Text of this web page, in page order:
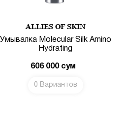
ALLIES OF SKIN
Умывалка Molecular Silk Amino
Hydrating
606 000сум
0 Вариантов